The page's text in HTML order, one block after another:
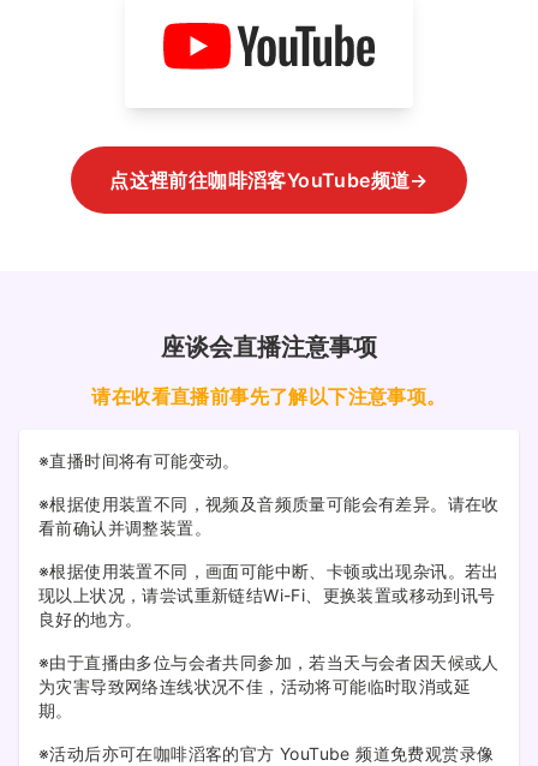
点这裡前往咖啡滔客YouTube频道→
座谈会直播注意事项
请在收看直播前事先了解以下注意事项。
※直播时间将有可能变动。
※根据使用装置不同，视频及音频质量可能会有差异。请在收
看前确认并调整装置。
※根据使用装置不同，画面可能中断、卡顿或出现杂讯。若出
现以上状况，请尝试重新链结Wi-Fi、更换装置或移动到讯号
良好的地方。
※由于直播由多位与会者共同参加，若当天与会者因天候或人
为灾害导致网络连线状况不佳，活动将可能临时取消或延
期。
※活动后亦可在咖啡滔客的官方 YouTube 频道免费观赏录像